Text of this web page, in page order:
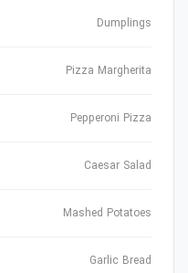
Dumplings
Pizza Margherita
Pepperoni Pizza
Caesar Salad
Mashed Potatoes
Garlic Bread